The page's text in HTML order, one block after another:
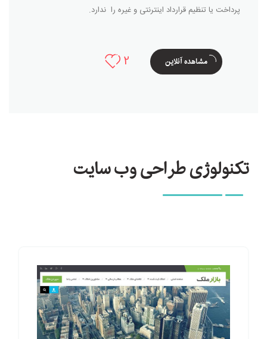
پرداخت یا تنظیم قرارداد اینترنتی و غیره را ندارد.
مشاهده آنلاین 2
تکنولوژی طراحی وب سایت